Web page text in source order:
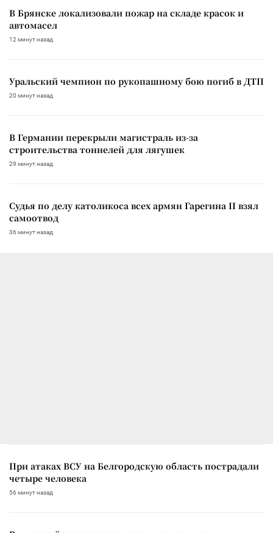
В Брянске локализовали пожар на складе красок и
автомасел
12 минут назад
Уральский чемпион по рукопашному бою погиб в ДТП
20 минут назад
В Германии перекрыли магистраль из-за
строительства тоннелей для лягушек
29 минут назад
Судья по делу католикоса всех армян Гарегина II взял
самоотвод
36 минут назад
При атаках ВСУ на Белгородскую область пострадали
четыре человека
56 минут назад